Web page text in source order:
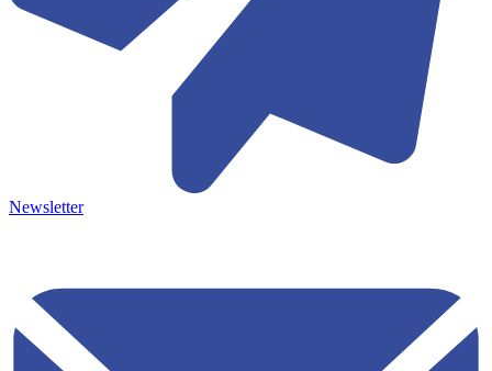
Newsletter